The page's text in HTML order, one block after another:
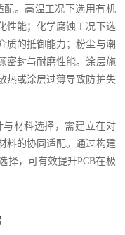
配。高温工况下选用有机
性能；化学腐蚀工况下选
质的抵御能力；粉尘与潮
密封与耐磨性能。涂层施
热或涂层过薄导致防护失
与材料选择，需建立在对
料的协同适配。通过构建
择，可有效提升PCB在极